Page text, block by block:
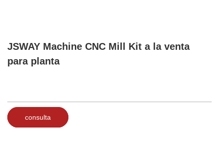
JSWAY Machine CNC Mill Kit a la venta
para planta
consulta